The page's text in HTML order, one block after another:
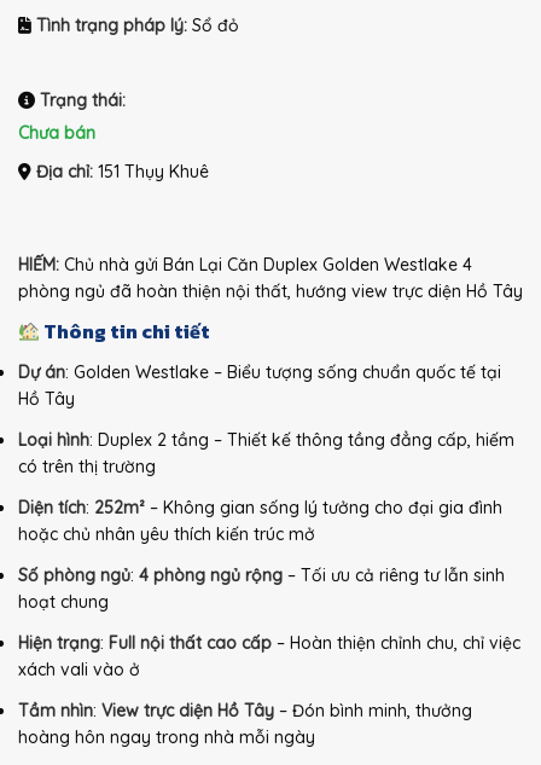
Tình trạng pháp lý: Sổ đỏ
Trạng thái:
Chưa bán
Địa chỉ: 151 Thụy Khuê
HIẾM: Chủ nhà gửi Bán Lại Căn Duplex Golden Westlake 4
phòng ngủ đã hoàn thiện nội thất, hướng view trực diện Hồ Tây
Thông tin chi tiết
Dự án: Golden Westlake – Biểu tượng sống chuẩn quốc tế tại
Hồ Tây
Loại hình: Duplex 2 tầng – Thiết kế thông tầng đẳng cấp, hiếm
có trên thị trường
Diện tích: 252m² – Không gian sống lý tưởng cho đại gia đình
hoặc chủ nhân yêu thích kiến trúc mở
Số phòng ngủ: 4 phòng ngủ rộng – Tối ưu cả riêng tư lẫn sinh
hoạt chung
Hiện trạng: Full nội thất cao cấp – Hoàn thiện chỉnh chu, chỉ việc
xách vali vào ở
Tầm nhìn: View trực diện Hồ Tây – Đón bình minh, thưởng
hoàng hôn ngay trong nhà mỗi ngày